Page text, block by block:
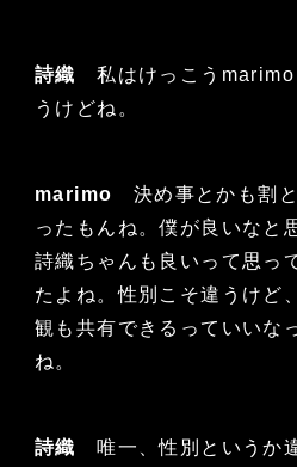
詩織
私はけっこうmarimo
うけどね。
marimo 決め事とかも割
ったもんね。僕が良いなと
詩織ちゃんも良いって思っ
たよね。性別こそ違うけど
観も共有できるっていいな
ね。
詩織 唯一、性別というか